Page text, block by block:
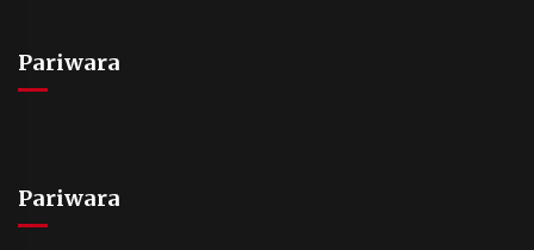
Pariwara
Pariwara